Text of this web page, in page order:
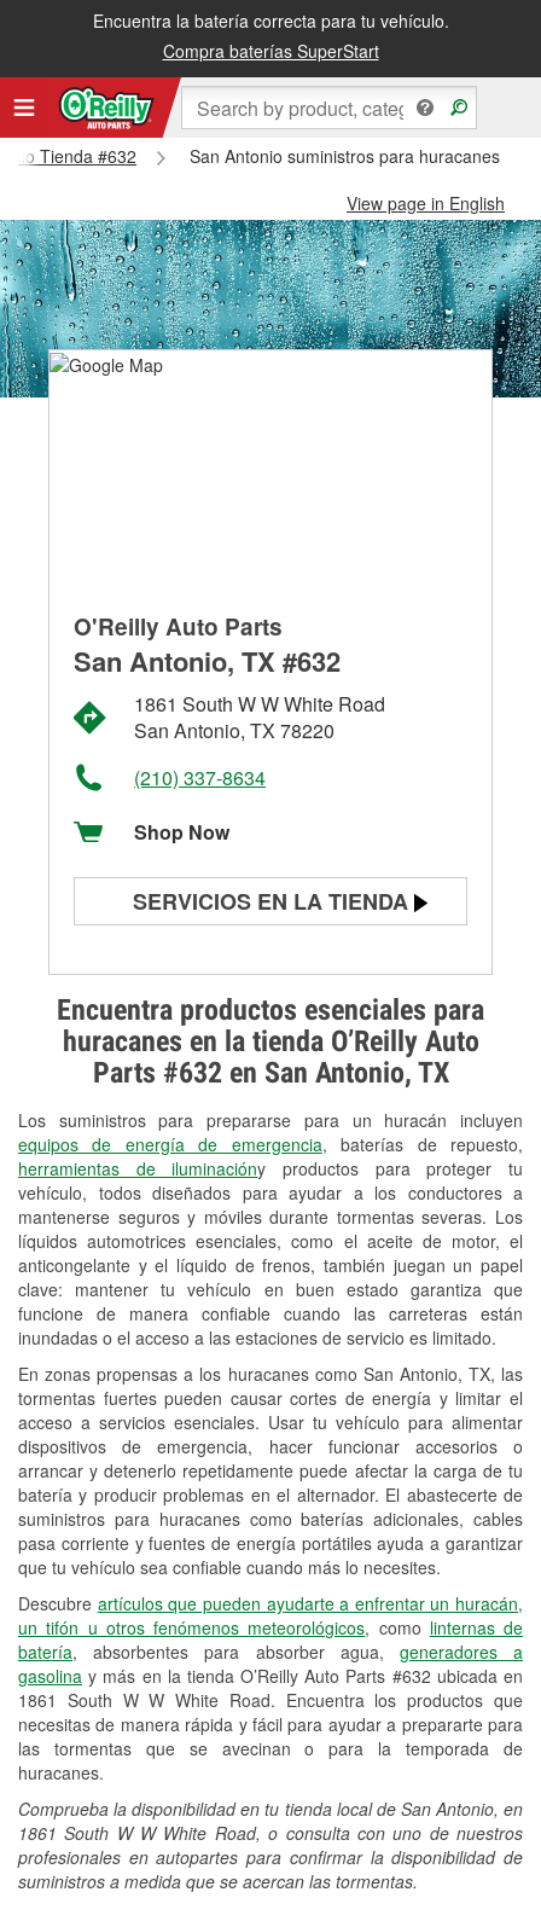
Encuentra la batería correcta para tu vehículo.
Compra baterías SuperStart
Tienda #632
San Antonio suministros para huracanes y
View page in English
Encuentra productos esenciales para
huracanes en la tienda O’Reilly Auto
Parts #632 en San Antonio, TX
Los suministros para prepararse para un huracán incluyen
equipos de energía de emergencia, baterías de repuesto,
herramientas de iluminacióny productos para proteger tu
vehículo, todos diseñados para ayudar a los conductores a
mantenerse seguros y móviles durante tormentas severas. Los
líquidos automotrices esenciales, como el aceite de motor, el
anticongelante y el líquido de frenos, también juegan un papel
clave: mantener tu vehículo en buen estado garantiza que
funcione de manera confiable cuando las carreteras están
inundadas o el acceso a las estaciones de servicio es limitado.
En zonas propensas a los huracanes como San Antonio, TX, las
tormentas fuertes pueden causar cortes de energía y limitar el
acceso a servicios esenciales. Usar tu vehículo para alimentar
dispositivos de emergencia, hacer funcionar accesorios o
arrancar y detenerlo repetidamente puede afectar la carga de tu
batería y producir problemas en el alternador. El abastecerte de
suministros para huracanes como baterías adicionales, cables
pasa corriente y fuentes de energía portátiles ayuda a garantizar
que tu vehículo sea confiable cuando más lo necesites.
Descubre artículos que pueden ayudarte a enfrentar un huracán,
un tifón u otros fenómenos meteorológicos, como linternas de
batería, absorbentes para absorber agua, generadores a
gasolina y más en la tienda O’Reilly Auto Parts #632 ubicada en
1861 South W W White Road. Encuentra los productos que
necesitas de manera rápida y fácil para ayudar a prepararte para
las tormentas que se avecinan o para la temporada de
huracanes.
Comprueba la disponibilidad en tu tienda local de San Antonio, en
1861 South W W White Road, o consulta con uno de nuestros
profesionales en autopartes para confirmar la disponibilidad de
suministros a medida que se acercan las tormentas.
O'Reilly Auto Parts
San Antonio, TX #632
1861 South W W White Road
San Antonio, TX 78220
(210) 337-8634
Shop Now
SERVICIOS EN LA TIENDA
Prueba de alternadores y
arrancadores
Revisión de la luz "Check Engine"
Reciclaje de baterías y aceite
Instalación de bombillas de faros
Instalación de limpiaparabrisas
Programa de Préstamo de
Herramientas
Mezcla de pinturas
Rectificación de tambores y discos de
freno
Hurricane Supplies
Tornado Supplies
Conoce más
Idiomas adicionales
Español